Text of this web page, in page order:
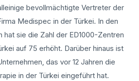
bevollmächtigte Vertreter der
Medispec in der Türkei. In den
hat sie die Zahl der ED1000-Zentren
auf 75 erhöht. Darüber hinaus ist
das vor 12 Jahren die
in der Türkei eingeführt hat.